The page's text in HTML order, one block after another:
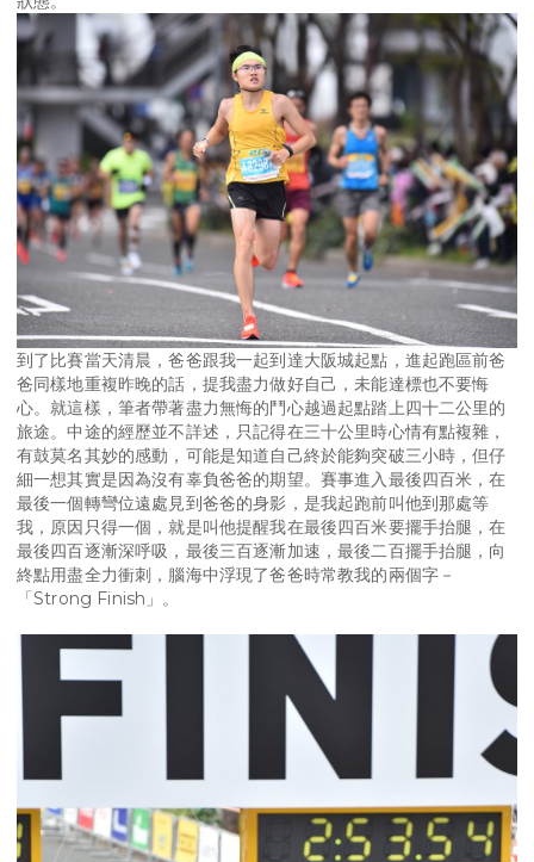
到了比賽當天清晨，爸爸跟我一起到達大阪城起點，進起跑區前爸
爸同樣地重複昨晚的話，提我盡力做好自己，未能達標也不要悔
心。就這樣，筆者帶著盡力無悔的鬥心越過起點踏上四十二公里的
旅途。中途的經歷並不詳述，只記得在三十公里時心情有點複雜，
有鼓莫名其妙的感動，可能是知道自己終於能夠突破三小時，但仔
細一想其實是因為沒有辜負爸爸的期望。賽事進入最後四百米，在
最後一個轉彎位遠處見到爸爸的身影，是我起跑前叫他到那處等
我，原因只得一個，就是叫他提醒我在最後四百米要擺手抬腿，在
最後四百逐漸深呼吸，最後三百逐漸加速，最後二百擺手抬腿，向
終點用盡全力衝刺，腦海中浮現了爸爸時常教我的兩個字－
「Strong Finish」。